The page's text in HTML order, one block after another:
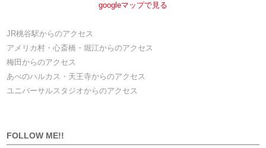
googleマップで見る
JR桃谷駅からのアクセス
アメリカ村・心斎橋・堀江からのアクセス
梅田からのアクセス
あべのハルカス・天王寺からのアクセス
ユニバーサルスタジオからのアクセス
FOLLOW ME!!